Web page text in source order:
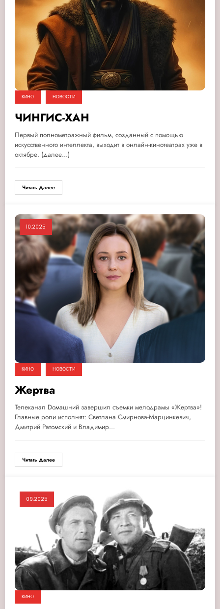
КИНО НОВОСТИ
ЧИНГИС-ХАН
Первый полнометражный фильм, созданный с помощью
искусственного интеллекта, выходит в онлайн-кинотеатрах уже в
октябре. (далее…)
Читать Далее
10.2025
КИНО НОВОСТИ
Жертва
Телеканал Dомашний завершил съемки мелодрамы «Жертва»!
Главные роли исполнят: Светлана Смирнова-Марцинкевич,
Дмитрий Ратомский и Владимир…
Читать Далее
09.2025
КИНО